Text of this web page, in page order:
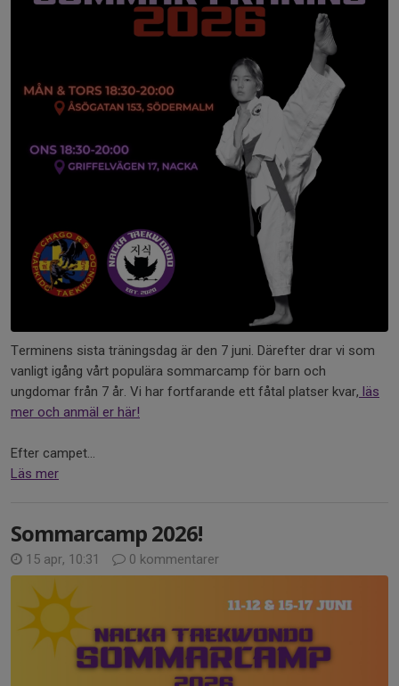
Terminens sista träningsdag är den 7 juni. Därefter drar vi som
vanligt igång vårt populära sommarcamp för barn och
ungdomar från 7 år. Vi har fortfarande ett fåtal platser kvar, läs
mer och anmäl er här!
Efter campet...
Läs mer
Sommarcamp 2026!
15 apr, 10:31 0 kommentarer